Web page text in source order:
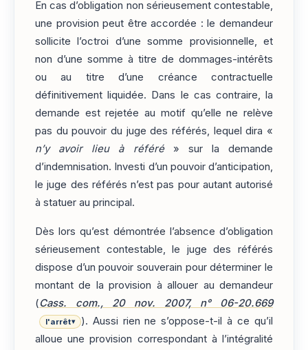
En cas d’obligation non sérieusement contestable,
une provision peut être accordée : le demandeur
sollicite l’octroi d’une somme provisionnelle, et
non d’une somme à titre de dommages-intérêts
ou au titre d’une créance contractuelle
définitivement liquidée. Dans le cas contraire, la
demande est rejetée au motif qu’elle ne relève
pas du pouvoir du juge des référés, lequel dira «
n’y avoir lieu à référé» sur la demande
d’indemnisation. Investi d’un pouvoir d’anticipation,
le juge des référés n’est pas pour autant autorisé
à statuer au principal.
Dès lors qu’est démontrée l’absence d’obligation
sérieusement contestable, le juge des référés
dispose d’un pouvoir souverain pour déterminer le
montant de la provision à allouer au demandeur
(Cass. com., 20 nov. 2007, n° 06-20.669
l'arrêt▾
). Aussi rien ne s’oppose-t-il à ce qu’il
alloue une provision correspondant à l’intégralité